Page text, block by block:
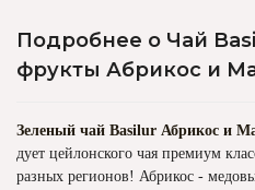
Подробнее о Чай
фрукты Абрикос и
Зеленый чай Basilur Абрикос и
дует цейлонского чая премиум
разных регионов! Абрикос -